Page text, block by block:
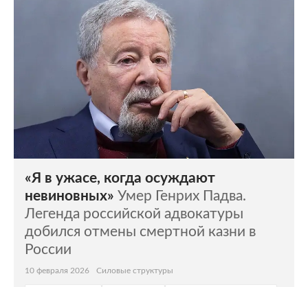
«Я в ужасе, когда осуждают
невиновных» Умер Генрих Падва.
Легенда российской адвокатуры
добился отмены смертной казни в
России
10 февраля 2026 Силовые структуры